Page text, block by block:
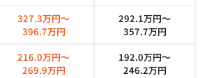
327.3万円～
396.7万円
292.1万円～
357.7万円
216.0万円～
269.9万円
192.0万円～
246.2万円